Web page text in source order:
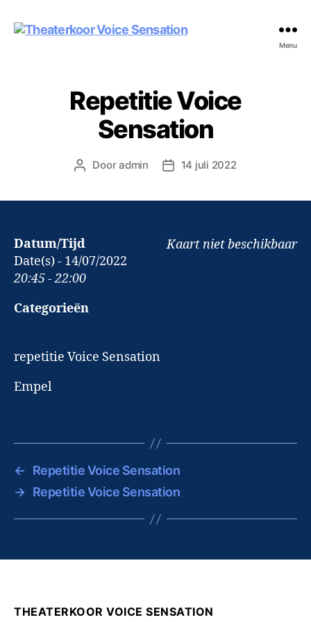
Menu
Repetitie Voice
Sensation
Berichtauteur
Dooradmin Berichtdatum
14 juli 2022
Kaart niet beschikbaar
Datum/Tijd
Date(s) - 14/07/2022
20:45 - 22:00
Categorieën
repetitie Voice Sensation
Empel
←
Repetitie Voice Sensation
→
Repetitie Voice Sensation
THEATERKOOR VOICE SENSATION